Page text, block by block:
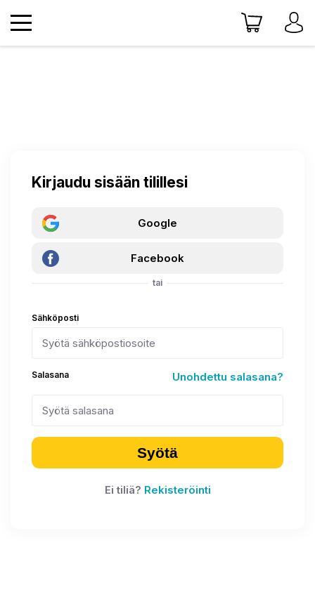
Kirjaudu sisään tilillesi
Google
Facebook
tai
Sähköposti
Salasana Unohdettu salasana?
Syötä
Ei tiliä? Rekisteröinti